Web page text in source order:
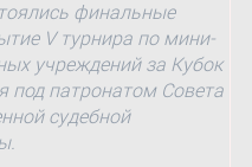
финальные
V турнира по мини-
учреждений за Кубок
под патронатом Совета
судебной